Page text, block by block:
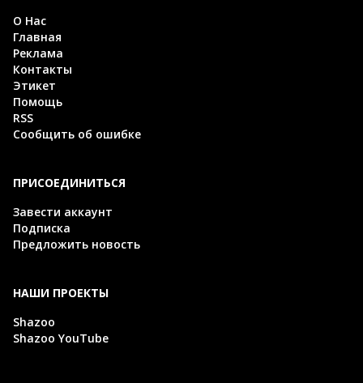
О Нас
Главная
Реклама
Контакты
Этикет
Помощь
RSS
Сообщить об ошибке
ПРИСОЕДИНИТЬСЯ
Завести аккаунт
Подписка
Предложить новость
НАШИ ПРОЕКТЫ
Shazoo
Shazoo YouTube